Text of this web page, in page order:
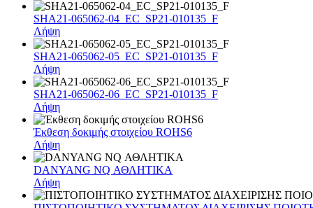
SHA21-065062-04_EC_SP21-010135_F
Λήψη
SHA21-065062-05_EC_SP21-010135_F
Λήψη
SHA21-065062-06_EC_SP21-010135_F
Λήψη
Έκθεση δοκιμής στοιχείου ROHS6
Λήψη
DANYANG NQ ΑΘΛΗΤΙΚΑ
Λήψη